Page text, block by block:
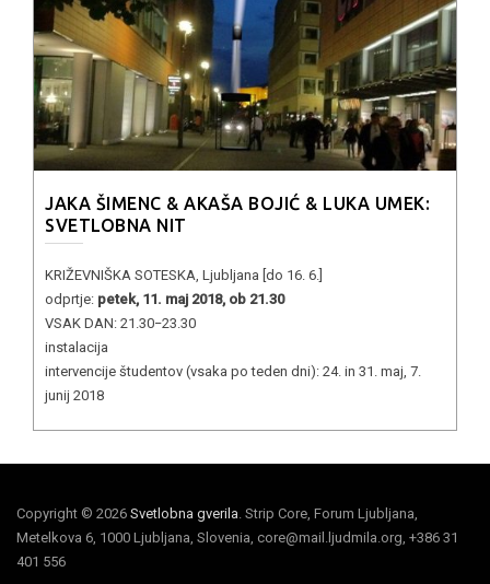
JAKA ŠIMENC & AKAŠA BOJIĆ & LUKA UMEK:
SVETLOBNA NIT
KRIŽEVNIŠKA SOTESKA, Ljubljana [do 16. 6.]
odprtje: petek, 11. maj 2018, ob 21.30
VSAK DAN: 21.30−23.30
instalacija
intervencije študentov (vsaka po teden dni): 24. in 31. maj, 7.
junij 2018
Copyright © 2026 Svetlobna gverila. Strip Core, Forum Ljubljana,
Metelkova 6, 1000 Ljubljana, Slovenia, core@mail.ljudmila.org, +386 31
401 556